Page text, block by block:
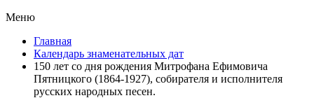
Меню
Главная
Календарь знаменательных дат
150 лет со дня рождения Митрофана Ефимовича
Пятницкого (1864-1927), собирателя и исполнителя
русских народных песен.